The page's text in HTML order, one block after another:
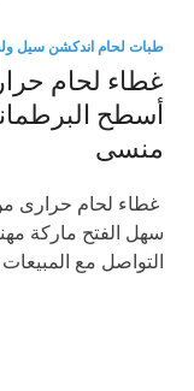
طبات لحام اندكشن سيل
غطاء لحام
أسطح
منسى
غطاء لحام حرارى
سهل الفتح ماركة
التواصل مع